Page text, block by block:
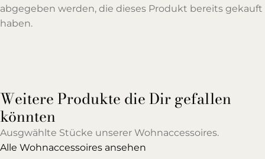
abgegeben werden, die dieses Produkt bereits gekauft
haben.
Weitere Produkte die Dir gefallen
könnten
Ausgwählte Stücke unserer Wohnaccessoires.
Alle Wohnaccessoires ansehen